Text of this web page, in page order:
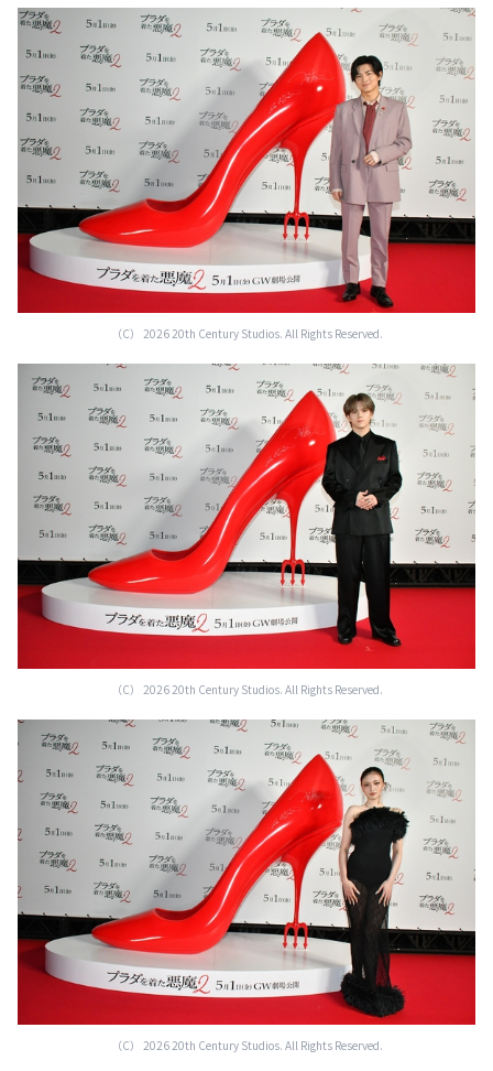
（C） 2026 20th Century Studios. All Rights Reserved.
（C） 2026 20th Century Studios. All Rights Reserved.
（C） 2026 20th Century Studios. All Rights Reserved.